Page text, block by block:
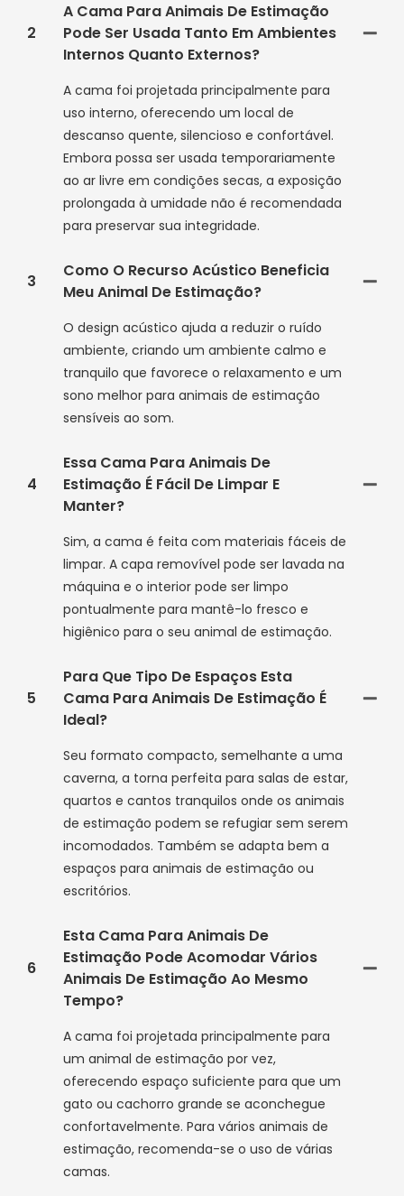
2
A Cama Para Animais De Estimação
Pode Ser Usada Tanto Em Ambientes
Internos Quanto Externos?
A cama foi projetada principalmente para
uso interno, oferecendo um local de
descanso quente, silencioso e confortável.
Embora possa ser usada temporariamente
ao ar livre em condições secas, a exposição
prolongada à umidade não é recomendada
para preservar sua integridade.
3
Como O Recurso Acústico Beneficia
Meu Animal De Estimação?
O design acústico ajuda a reduzir o ruído
ambiente, criando um ambiente calmo e
tranquilo que favorece o relaxamento e um
sono melhor para animais de estimação
sensíveis ao som.
4
Essa Cama Para Animais De
Estimação É Fácil De Limpar E
Manter?
Sim, a cama é feita com materiais fáceis de
limpar. A capa removível pode ser lavada na
máquina e o interior pode ser limpo
pontualmente para mantê-lo fresco e
higiênico para o seu animal de estimação.
5
Para Que Tipo De Espaços Esta
Cama Para Animais De Estimação É
Ideal?
Seu formato compacto, semelhante a uma
caverna, a torna perfeita para salas de estar,
quartos e cantos tranquilos onde os animais
de estimação podem se refugiar sem serem
incomodados. Também se adapta bem a
espaços para animais de estimação ou
escritórios.
6
Esta Cama Para Animais De
Estimação Pode Acomodar Vários
Animais De Estimação Ao Mesmo
Tempo?
A cama foi projetada principalmente para
um animal de estimação por vez,
oferecendo espaço suficiente para que um
gato ou cachorro grande se aconchegue
confortavelmente. Para vários animais de
estimação, recomenda-se o uso de várias
camas.